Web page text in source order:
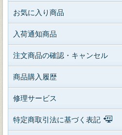
お気に入り商品
入荷通知商品
注文商品の確認・キャンセル
商品購入履歴
修理サービス
特定商取引法に基づく表記